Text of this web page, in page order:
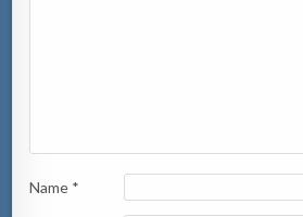
Name *